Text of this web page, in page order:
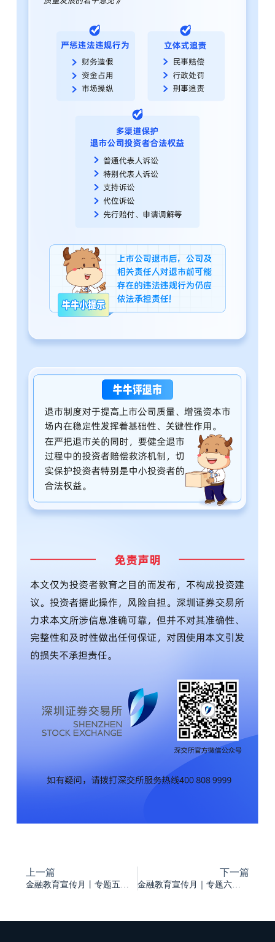
上一篇
金融教育宣传月丨专题五：资产评估方法之应用
下一篇
金融教育宣传月｜专题六：资产评估报告阅读要点解析